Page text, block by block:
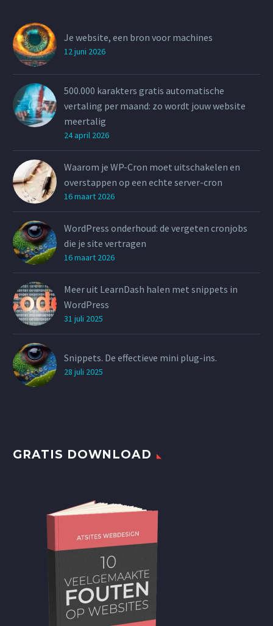
Je website, een bron voor machines
12 juni 2026
500.000 karakters gratis automatische
vertaling per maand: zo wordt jouw website
meertalig
24 april 2026
Waarom je WP-Cron moet uitschakelen en
overstappen op een echte server-cron
16 maart 2026
WordPress onderhoud: de vergeten cronjobs
die je site vertragen
16 maart 2026
Meer uit LearnDash halen met snippets in
WordPress
31 juli 2025
Snippets. De effectieve mini plug-ins.
28 juli 2025
GRATIS DOWNLOAD